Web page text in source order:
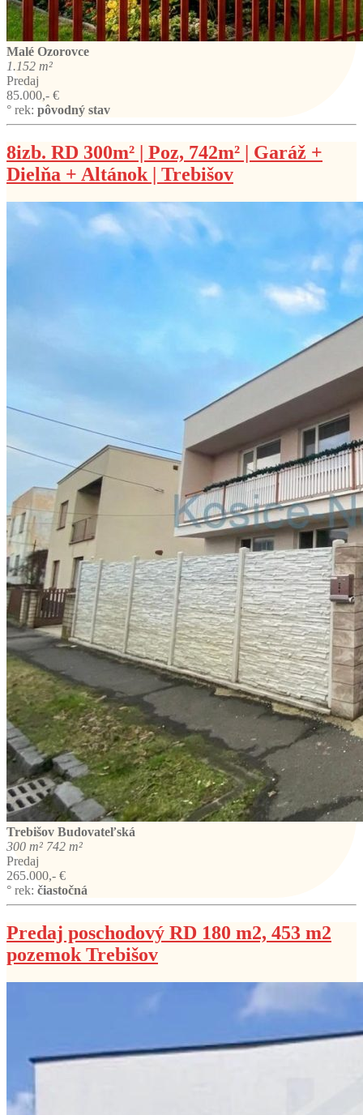
Malé Ozorovce
1.152 m²
Predaj
85.000,- €
° rek: pôvodný stav
8izb. RD 300m² | Poz, 742m² | Garáž +
Dielňa + Altánok | Trebišov
Trebišov Budovateľská
300 m² 742 m²
Predaj
265.000,- €
° rek: čiastočná
Predaj poschodový RD 180 m2, 453 m2
pozemok Trebišov